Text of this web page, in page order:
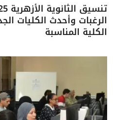
الرغبات وأحدث الكليات
الكلية المناسبة